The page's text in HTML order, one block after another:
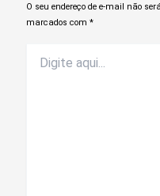
O seu endereço de e-mail não
marcados com*
aqui...